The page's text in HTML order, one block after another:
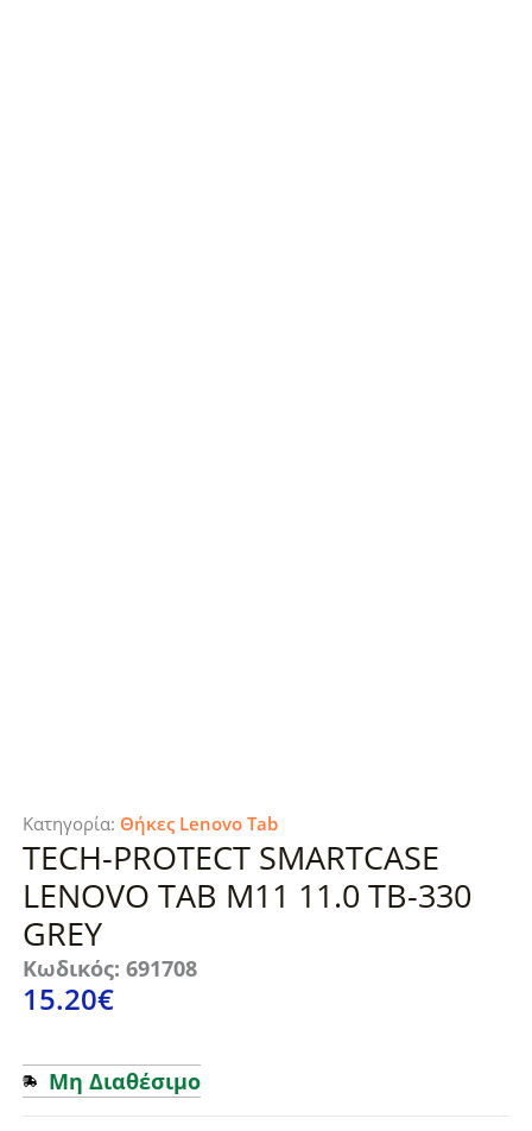
Κατηγορία: Θήκες Lenovo Tab
TECH-PROTECT SMARTCASE
LENOVO TAB M11 11.0 TB-330
GREY
Κωδικός: 691708
15.20€
Μη Διαθέσιμο